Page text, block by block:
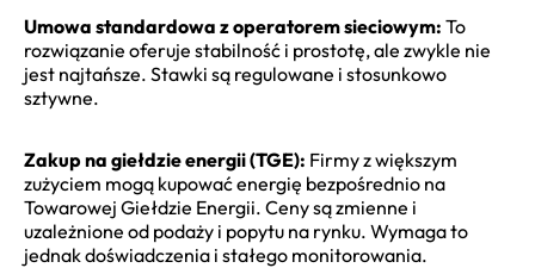
Umowa standardowa z operatorem sieciowym: To
rozwiązanie oferuje stabilność i prostotę, ale zwykle nie
jest najtańsze. Stawki są regulowane i stosunkowo
sztywne.
Zakup na giełdzie energii (TGE): Firmy z większym
zużyciem mogą kupować energię bezpośrednio na
Towarowej Giełdzie Energii. Ceny są zmienne i
uzależnione od podaży i popytu na rynku. Wymaga to
jednak doświadczenia i stałego monitorowania.